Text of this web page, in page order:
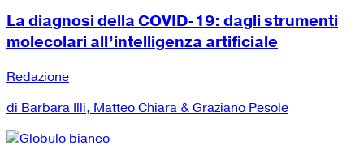
La diagnosi della COVID-19: dagli strumenti
molecolari all’intelligenza artificiale
Redazione
di Barbara Illi, Matteo Chiara & Graziano Pesole